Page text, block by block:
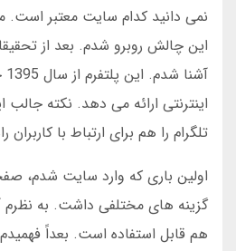
این چالش روبرو شدم. بعد از
اینترنتی ارائه می دهد. نکته
تلگرام را هم برای ارتباط با
اولین باری که وارد سایت شدم،
گزینه های مختلفی داشت. به نظرم
هم قابل استفاده است. بعداً